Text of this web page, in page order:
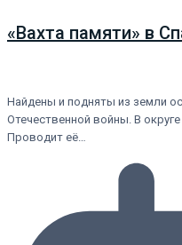
«Вахта памяти» в
Найдены и подняты из земли
Отечественной войны. В
Проводит её…